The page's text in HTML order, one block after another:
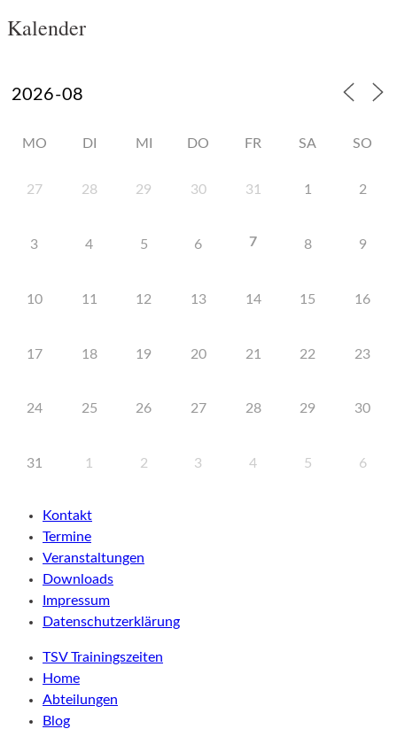
Kalender
MO DI MI DO FR SA SO
27 28 29 30 31 1 2
3 4 5 6 7 8 9
10 11 12 13 14 15 16
17 18 19 20 21 22 23
24 25 26 27 28 29 30
31 1 2 3 4 5 6
Kontakt
Termine
Veranstaltungen
Downloads
Impressum
Datenschutzerklärung
TSV Trainingszeiten
Home
Abteilungen
Blog